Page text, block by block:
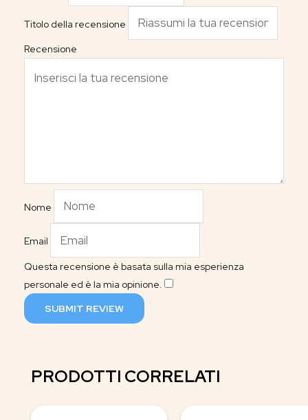
Titolo della recensione
Recensione
Nome
Email
Questa recensione è basata sulla mia esperienza
personale ed è la mia opinione.
SUBMIT REVIEW
PRODOTTI CORRELATI